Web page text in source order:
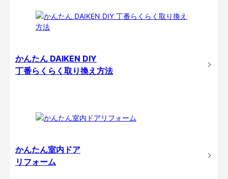
かんたん DAIKEN DIY
丁番らくらく取り換え方法
かんたん室内ドア
リフォーム